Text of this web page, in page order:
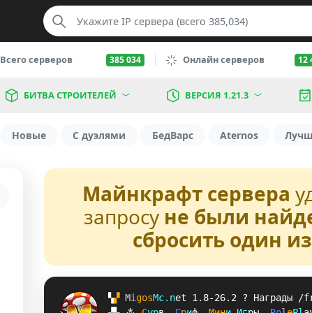
Всего серверов 385 034 Онлайн серверов 12
БИТВА СТРОИТЕЛЕЙ ВЕРСИЯ 1.21.3
Новые С дуэлями БедВарс Aternos
Майнкрафт сервера
запросу не были
сбросить один
▚▞ Mi gosMc. net 1.8-26.2 ? Награды /